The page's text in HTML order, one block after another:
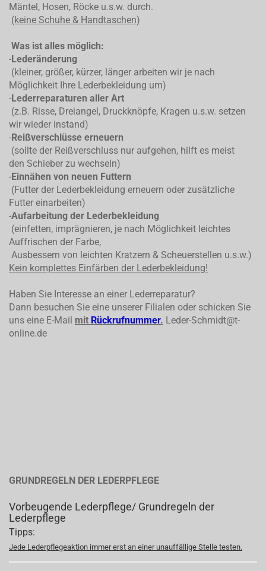
Mäntel, Hosen, Röcke u.s.w. durch.
(keine Schuhe & Handtaschen)
Was ist alles möglich:
-Lederänderung
(kleiner, größer, kürzer, länger arbeiten wir je nach
Möglichkeit Ihre Lederbekleidung um)
-Lederreparaturen aller Art
(z.B. Risse, Dreiangel, Druckknöpfe, Kragen u.s.w. setzen
wir wieder instand)
-Reißverschlüsse erneuern
(sollte der Reißverschluss nur aufgehen, hilft es meist
den Schieber zu wechseln)
-Einnähen von neuen Futtern
(Futter der Lederbekleidung erneuern oder zusätzliche
Futter einarbeiten)
-Aufarbeitung der Lederbekleidung
(einfetten, imprägnieren, je nach Möglichkeit leichtes
Auffrischen der Farbe,
Ausbessern von leichten Kratzern & Scheuerstellen u.s.w.)
Kein komplettes Einfärben der Lederbekleidung!
Haben Sie Interesse an einer Lederreparatur?
Dann besuchen Sie eine unserer Filialen oder schicken Sie
uns eine E-Mail mit Rückrufnummer. Leder-Schmidt@t-
online.de
GRUNDREGELN DER LEDERPFLEGE
Vorbeugende Lederpflege/ Grundregeln der
Lederpflege
Tipps:
Jede Lederpflegeaktion immer erst an einer unauffällige Stelle testen.